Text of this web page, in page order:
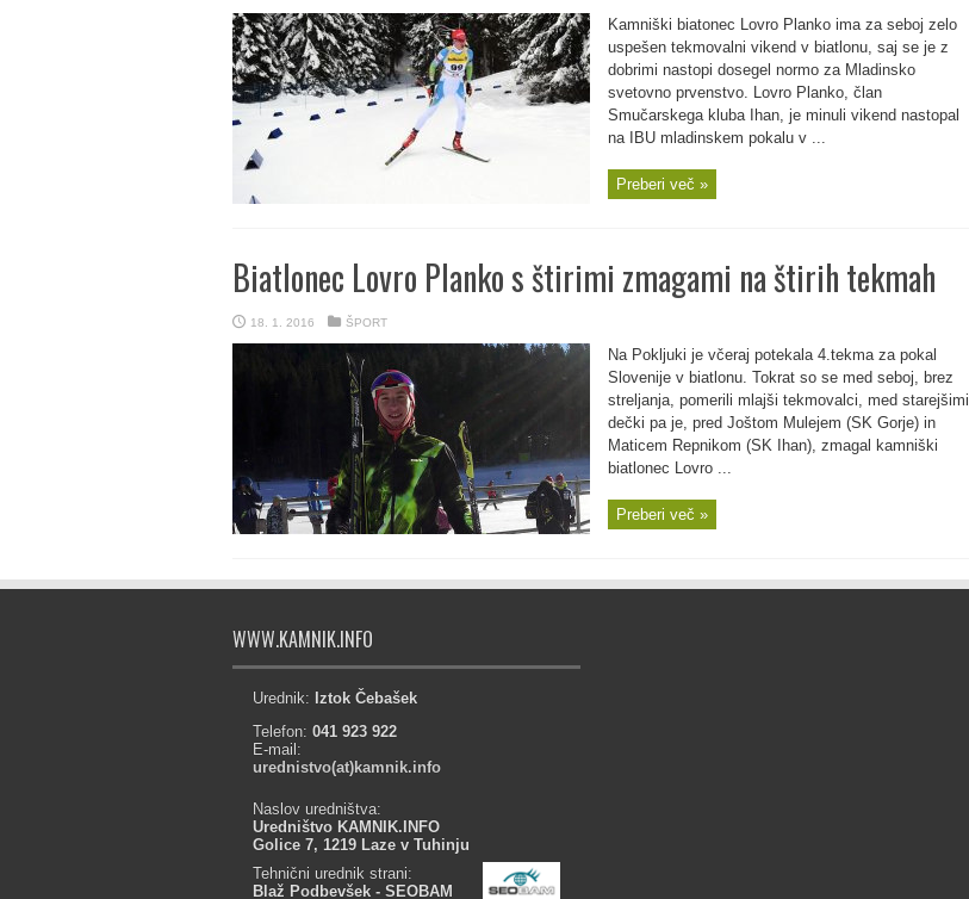
Kamniški biatonec Lovro Planko ima za seboj zelo
uspešen tekmovalni vikend v biatlonu, saj se je z
dobrimi nastopi dosegel normo za Mladinsko
svetovno prvenstvo. Lovro Planko, član
Smučarskega kluba Ihan, je minuli vikend nastopal
na IBU mladinskem pokalu v ...
Preberi več »
Biatlonec Lovro Planko s štirimi zmagami na štirih tekmah
18. 1. 2016 ŠPORT
Na Pokljuki je včeraj potekala 4.tekma za pokal
Slovenije v biatlonu. Tokrat so se med seboj, brez
streljanja, pomerili mlajši tekmovalci, med starejšimi
dečki pa je, pred Joštom Mulejem (SK Gorje) in
Maticem Repnikom (SK Ihan), zmagal kamniški
biatlonec Lovro ...
Preberi več »
WWW.KAMNIK.INFO
Urednik: Iztok Čebašek
Telefon: 041 923 922
E-mail:
urednistvo(at)kamnik.info
Naslov uredništva:
Uredništvo KAMNIK.INFO
Golice 7, 1219 Laze v Tuhinju
Tehnični urednik strani:
Blaž Podbevšek - SEOBAM